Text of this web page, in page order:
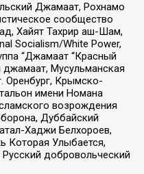
Джамаат, Рохнамо
сообщество
Хайят Тахрир аш-Шам,
Socialism/White Power,
“Джамаат “Красный
джамаат, Мусульманская
Оренбург, Крымско-
имени Номана
возрождения
Дуббайский
Хаджи Белхороев,
Которая Улыбается,
добровольческий